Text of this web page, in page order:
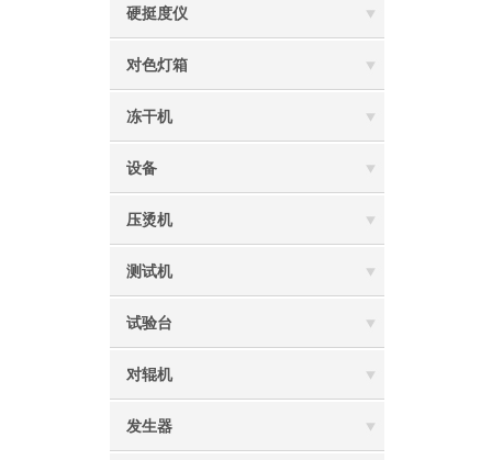
硬挺度仪
对色灯箱
冻干机
设备
压烫机
测试机
试验台
对辊机
发生器